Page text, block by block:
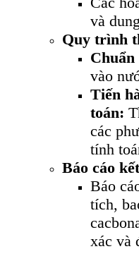
và
Quy trình
vào
Tiến
toán:
các
tính
Báo cáo
Báo
tích,
xác và